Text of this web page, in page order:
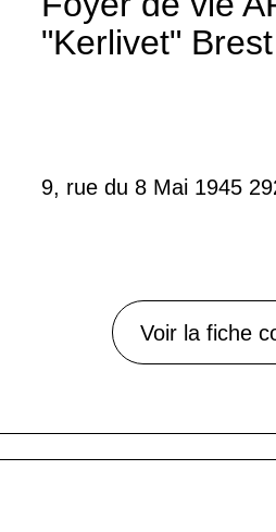
"Kerlivet" Brest
9, rue du 8 Mai 1945
Voir la fiche